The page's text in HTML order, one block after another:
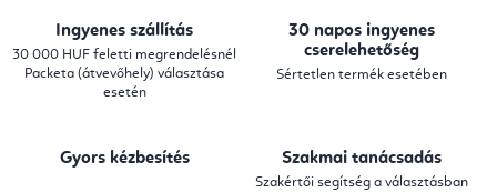
Ingyenes szállítás
30 000 HUF feletti megrendelésnél
Packeta (átvevőhely) választása
esetén
30 napos ingyenes
cserelehetőség
Sértetlen termék esetében
Gyors kézbesítés Szakmai tanácsadás
Szakértői segítség a választásban